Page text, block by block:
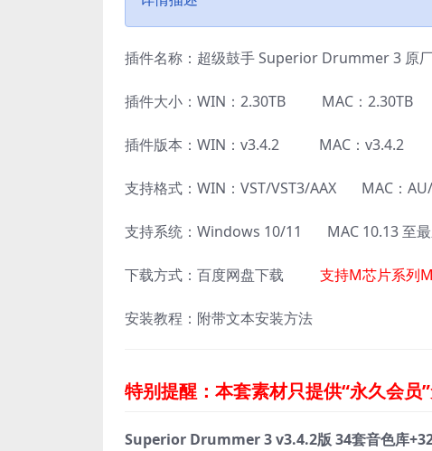
插件名称：超级鼓手 Superior Drummer 3 原
插件大小：WIN：2.30TB MAC：2.30TB
插件版本：WIN：v3.4.2 MAC：v3.4.2
支持格式：WIN：VST/VST3/AAX MAC：AU/
支持系统：Windows 10/11 MAC 10.13 至最
下载方式：百度网盘下载 支持M芯片系列
安装教程：附带文本安装方法
特别提醒：本套素材只提供“永久会员
Superior Drummer 3 v3.4.2版 34套音色库